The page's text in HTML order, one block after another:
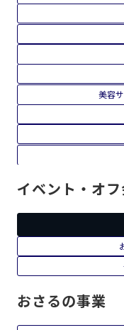
美容
イベント・オ
おさるの事業